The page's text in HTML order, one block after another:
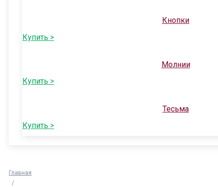
Кнопки
Купить >
Молнии
Купить >
Тесьма
Купить >
Главная
/